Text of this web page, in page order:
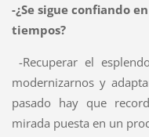
-¿Se sigue confiando
tiempos?
-Recuperar el
modernizarnos y
pasado hay que
mirada puesta en un